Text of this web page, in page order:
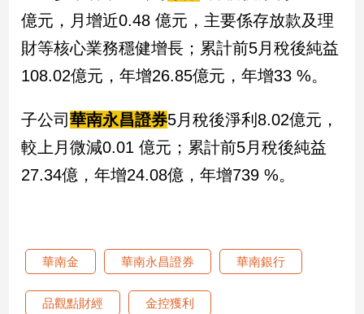
灣
觀
點
灣
觀
點
娛
樂
億元，月增近0.48 億元，主要係存放款及理
財等核心業務穩健增長；累計前5月稅後純益
108.02億元，年增26.85億元，年增33 %。
子公司華南永昌證券5月稅後淨利8.02億元，
較上月微減0.01 億元；累計前5月稅後純益
27.34億，年增24.08億，年增739 %。
華南金 華南永昌證券 華南銀行
品觀點財經 金控獲利